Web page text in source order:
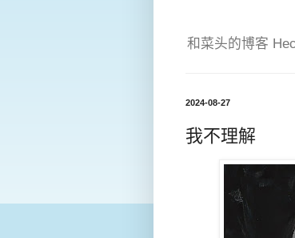
和菜头的博客
2024-08-27
我不理解